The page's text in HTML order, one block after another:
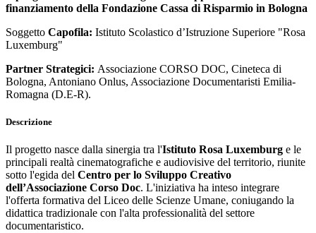
finanziamento della Fondazione Cassa di Risparmio in Bologna
Soggetto Capofila: Istituto Scolastico d’Istruzione Superiore "Rosa
Luxemburg"
Partner Strategici: Associazione CORSO DOC, Cineteca di
Bologna, Antoniano Onlus, Associazione Documentaristi Emilia-
Romagna (D.E-R).
Descrizione
Il progetto nasce dalla sinergia tra l'Istituto Rosa Luxemburg e le
principali realtà cinematografiche e audiovisive del territorio, riunite
sotto l'egida del Centro per lo Sviluppo Creativo
dell’Associazione Corso Doc. L'iniziativa ha inteso integrare
l'offerta formativa del Liceo delle Scienze Umane, coniugando la
didattica tradizionale con l'alta professionalità del settore
documentaristico.